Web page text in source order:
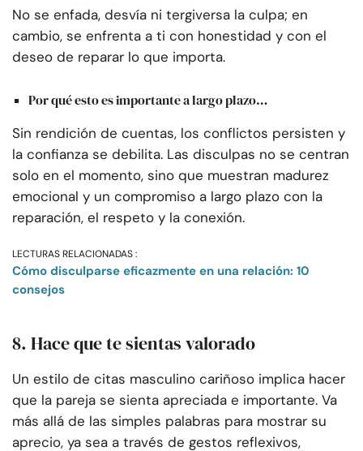
No se enfada, desvía ni tergiversa la culpa; en
cambio, se enfrenta a ti con honestidad y con el
deseo de reparar lo que importa.
Por qué esto es importante a largo plazo…
Sin rendición de cuentas, los conflictos persisten y
la confianza se debilita. Las disculpas no se centran
solo en el momento, sino que muestran madurez
emocional y un compromiso a largo plazo con la
reparación, el respeto y la conexión.
LECTURAS RELACIONADAS :
Cómo disculparse eficazmente en una relación: 10
consejos
8. Hace que te sientas valorado
Un estilo de citas masculino cariñoso implica hacer
que la pareja se sienta apreciada e importante. Va
más allá de las simples palabras para mostrar su
aprecio, ya sea a través de gestos reflexivos,